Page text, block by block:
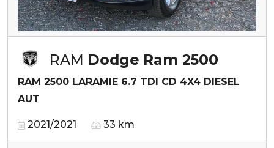
RAM Dodge Ram 2500
RAM 2500 LARAMIE 6.7 TDI CD 4X4 DIESEL
AUT
2021/2021 33 km